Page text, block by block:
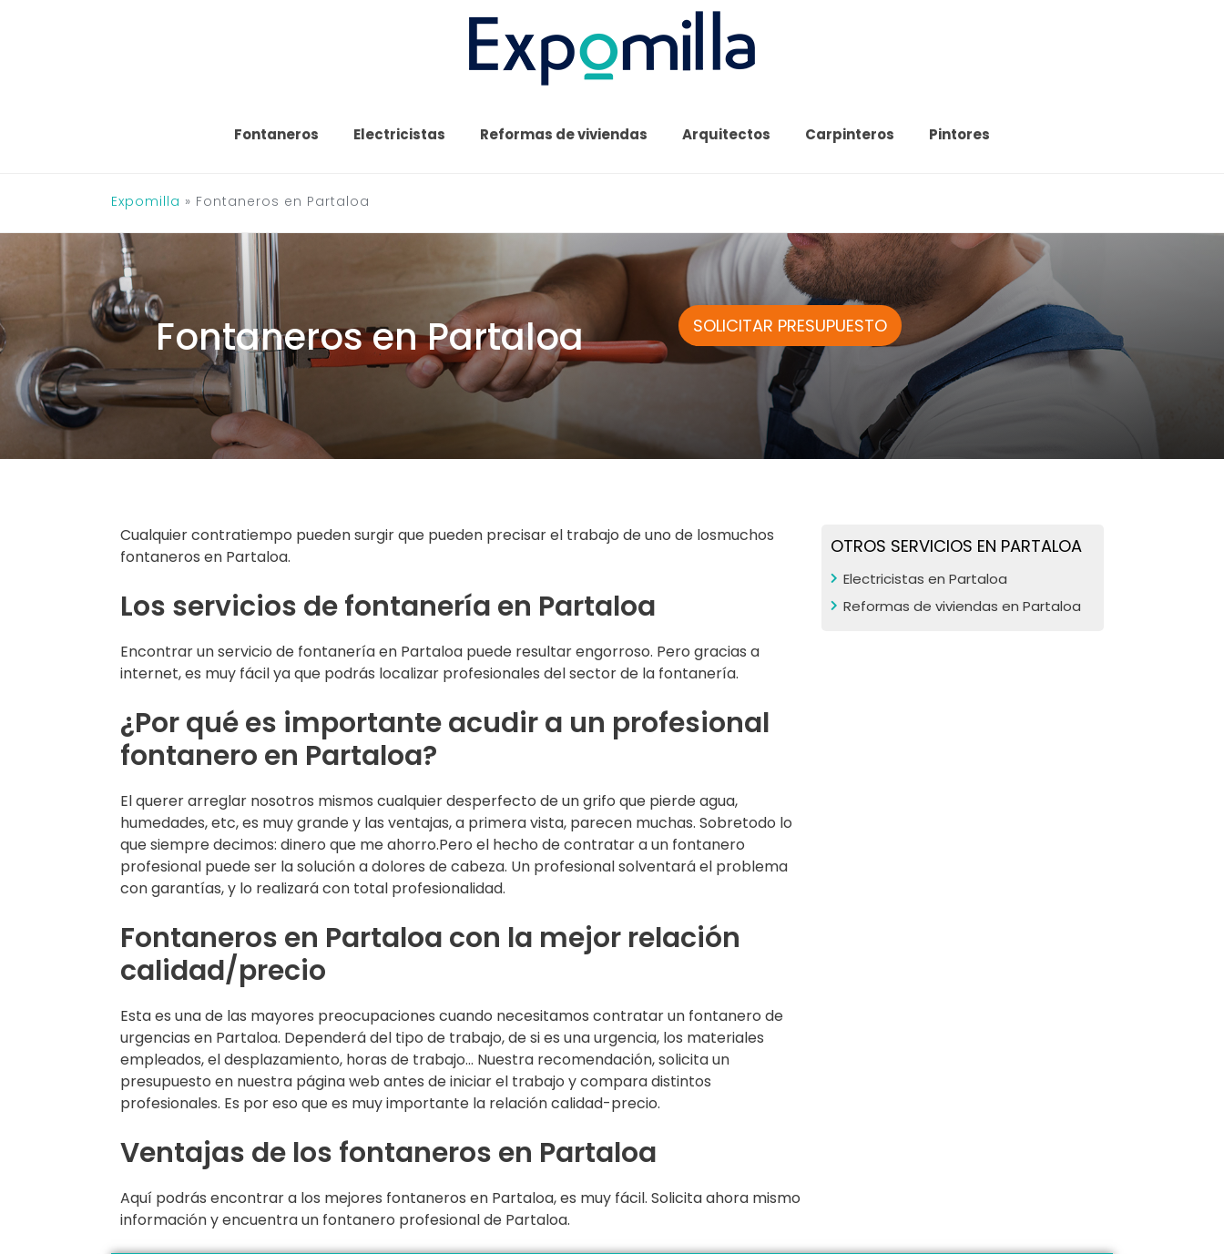
Fontaneros Electricistas Reformas de viviendas Arquitectos Carpinteros Pintores
Expomilla » Fontaneros en Partaloa
Fontaneros en Partaloa SOLICITAR PRESUPUESTO
Cualquier contratiempo pueden surgir que pueden precisar el trabajo de uno de losmuchos
fontaneros en Partaloa.
Los servicios de fontanería en Partaloa
Encontrar un servicio de fontanería en Partaloa puede resultar engorroso. Pero gracias a
internet, es muy fácil ya que podrás localizar profesionales del sector de la fontanería.
¿Por qué es importante acudir a un profesional
fontanero en Partaloa?
El querer arreglar nosotros mismos cualquier desperfecto de un grifo que pierde agua,
humedades, etc, es muy grande y las ventajas, a primera vista, parecen muchas. Sobretodo lo
que siempre decimos: dinero que me ahorro.Pero el hecho de contratar a un fontanero
profesional puede ser la solución a dolores de cabeza. Un profesional solventará el problema
con garantías, y lo realizará con total profesionalidad.
Fontaneros en Partaloa con la mejor relación
calidad/precio
Esta es una de las mayores preocupaciones cuando necesitamos contratar un fontanero de
urgencias en Partaloa. Dependerá del tipo de trabajo, de si es una urgencia, los materiales
empleados, el desplazamiento, horas de trabajo… Nuestra recomendación, solicita un
presupuesto en nuestra página web antes de iniciar el trabajo y compara distintos
profesionales. Es por eso que es muy importante la relación calidad-precio.
Ventajas de los fontaneros en Partaloa
Aquí podrás encontrar a los mejores fontaneros en Partaloa, es muy fácil. Solicita ahora mismo
información y encuentra un fontanero profesional de Partaloa.
OTROS SERVICIOS EN PARTALOA
Electricistas en Partaloa
Reformas de viviendas en Partaloa